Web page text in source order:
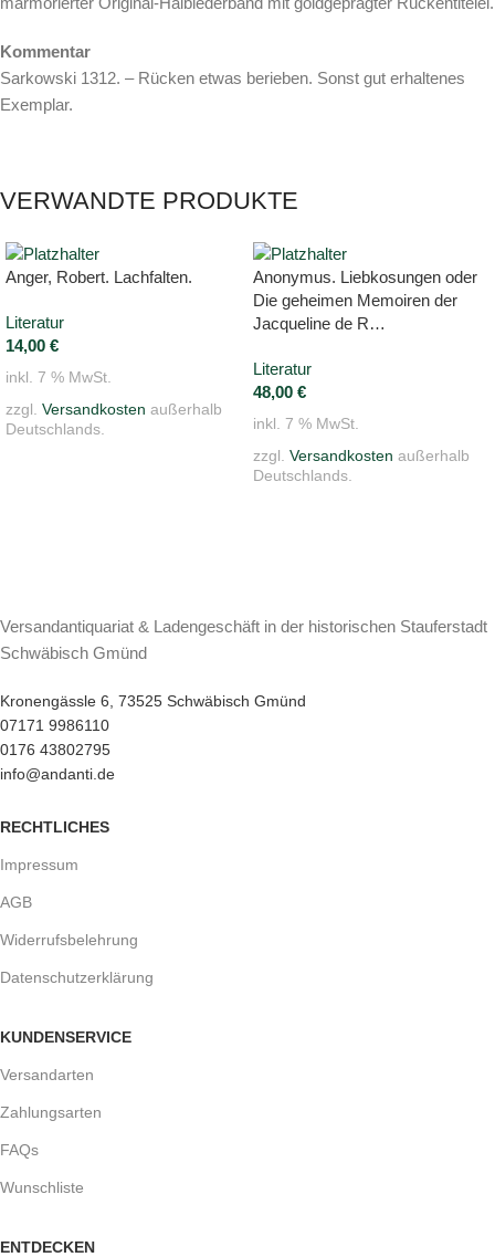
Kommentar
Sarkowski 1312. – Rücken etwas berieben. Sonst gut erhaltenes
Exemplar.
VERWANDTE PRODUKTE
Anger, Robert. Lachfalten.
Literatur
14,00 €
inkl. 7 % MwSt.
zzgl. Versandkosten außerhalb
Deutschlands.
Anonymus. Liebkosungen oder
Die geheimen Memoiren der
Jacqueline de R…
Literatur
48,00 €
inkl. 7 % MwSt.
zzgl. Versandkosten außerhalb
Deutschlands.
Versandantiquariat & Ladengeschäft in der historischen Stauferstadt
Schwäbisch Gmünd
Kronengässle 6, 73525 Schwäbisch Gmünd
07171 9986110
0176 43802795
info@andanti.de
RECHTLICHES
Impressum
AGB
Widerrufsbelehrung
Datenschutzerklärung
KUNDENSERVICE
Versandarten
Zahlungsarten
FAQs
Wunschliste
ENTDECKEN